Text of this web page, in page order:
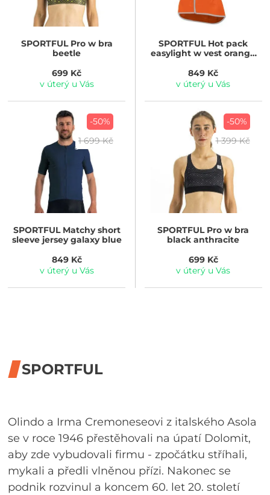
SPORTFULPro w bra
beetle
699 Kč
v úterý u Vás
SPORTFULHot pack
easylight w vest orange
849 Kč
v úterý u Vás
-50%
1 699 Kč
SPORTFULMatchy short
sleeve jersey galaxy blue
849 Kč
v úterý u Vás
-50%
1 399 Kč
SPORTFULPro w bra
black anthracite
699 Kč
v úterý u Vás
SPORTFUL
Olindo a Irma Cremoneseovi z italského Asola
se v roce 1946 přestěhovali na úpatí Dolomit,
aby zde vybudovali firmu - zpočátku stříhali,
mykali a předli vlněnou přízi. Nakonec se
podnik rozvinul a koncem 60. let 20. století